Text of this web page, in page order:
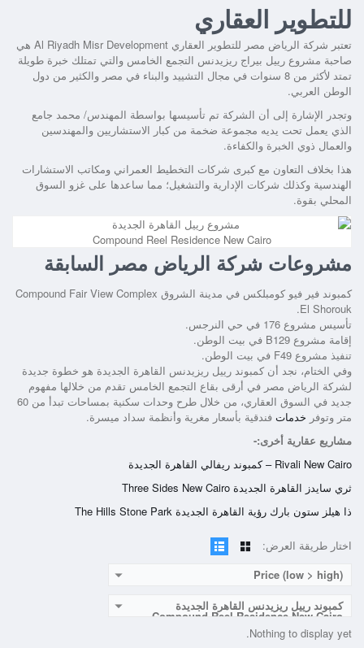
للتطوير العقاري
تعتبر شركة الرياض مصر للتطوير العقاري Al Riyadh Misr Development هي
صاحبة مشروع رييل بيراج ريزيدنس التجمع الخامس والتي تمتلك خبرة طويلة
تمتد لأكثر من 8 سنوات في مجال التشييد والبناء في مصر والكثير من دول
الوطن العربي.
وتجدر الإشارة إلى أن الشركة تم تأسيسها بواسطة المهندس/ محمد جامع
الذي يعمل تحت يديه مجموعة ضخمة من كبار الاستشاريين والمهندسين
والعمال ذوي الخبرة والكفاءة.
هذا بخلاف التعاون مع كبرى شركات التخطيط العمراني ومكاتب الاستشارات
الهندسية وكذلك شركات الإدارية والتشغيل؛ مما ساعدها على غزو السوق
المحلي بقوة.
Compound Reel Residence New Cairo
مشروعات شركة الرياض مصر السابقة
كمبوند فير فيو كومبلكس في مدينة الشروق Compound Fair View Complex
El Shorouk.
تأسيس مشروع 176 في حي النرجس.
إقامة مشروع B129 في بيت الوطن.
تنفيذ مشروع F49 في بيت الوطن.
وفي الختام، نجد أن كمبوند رييل ريزيدنس القاهرة الجديدة هو خطوة جديدة
لشركة الرياض مصر في أرقى بقاع التجمع الخامس تقدم من خلالها مفهوم
جديد في السوق العقاري، من خلال طرح وحدات سكنية بمساحات تبدأ من 60
متر وتوفر خدمات فندقية بأسعار مغرية وأنظمة سداد ميسرة.
مشاريع عقارية أخرى:-
Rivali New Cairo – كمبوند ريفالي القاهرة الجديدة
ثري سايدز القاهرة الجديدة Three Sides New Cairo
ذا هيلز ستون بارك رؤية القاهرة الجديدة The Hills Stone Park
اختار طريقة العرض:
Price (low > high)
كمبوند رييل ريزيدنس القاهرة الجديدة
Compound Reel Residence New Cairo
Nothing to display yet.